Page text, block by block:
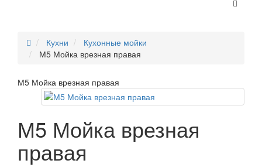
Кухни
Кухонные мойки
М5 Мойка врезная правая
М5 Мойка врезная правая
М5 Мойка врезная
правая